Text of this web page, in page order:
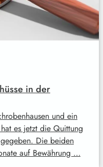
in der
und ein
es jetzt die Quittung
Die beiden
auf Bewährung …